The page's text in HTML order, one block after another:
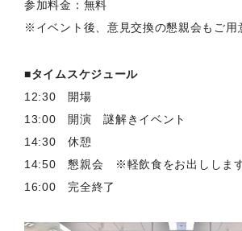
参加料金：無料
※イベント後、意見交換の懇親会もご用
■タイムスケジュール
12:30 開場
13:00 開演 謎解きイベント
14:30 休憩
14:50 懇親会 ※軽飲食をお出ししま
16:00 完全終了